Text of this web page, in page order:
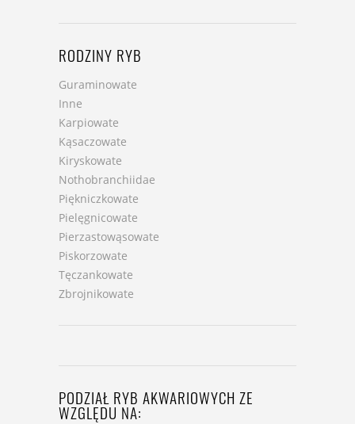
RODZINY RYB
Guraminowate
Inne
Karpiowate
Kąsaczowate
Kiryskowate
Nothobranchiidae
Piękniczkowate
Pielęgnicowate
Pierzastowąsowate
Piskorzowate
Tęczankowate
Zbrojnikowate
PODZIAŁ RYB AKWARIOWYCH ZE
WZGLĘDU NA: